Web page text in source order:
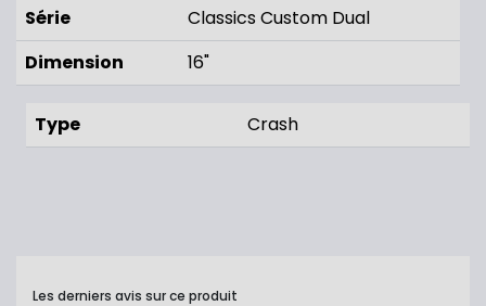
Série
Classics Custom Dual
Dimension
16"
Type Crash
Les derniers avis sur ce produit